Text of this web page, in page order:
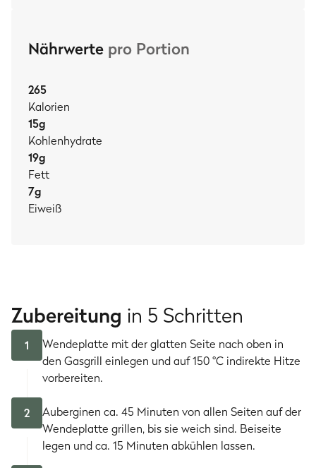
Nährwerte pro Portion
265
Kalorien
15g
Kohlenhydrate
19g
Fett
7g
Eiweiß
Zubereitung in 5 Schritten
1
Wendeplatte mit der glatten Seite nach oben in
den Gasgrill einlegen und auf 150 °C indirekte Hitze
vorbereiten.
2
Auberginen ca. 45 Minuten von allen Seiten auf der
Wendeplatte grillen, bis sie weich sind. Beiseite
legen und ca. 15 Minuten abkühlen lassen.